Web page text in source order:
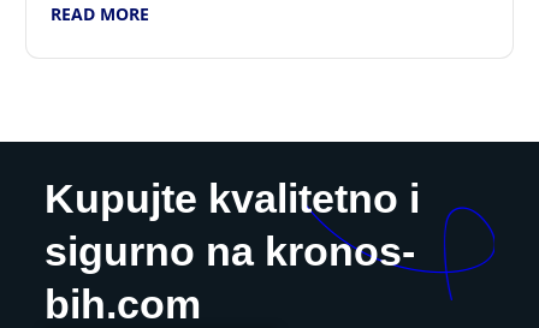
READ MORE
Kupujte kvalitetno i
sigurno na kronos-
bih.com